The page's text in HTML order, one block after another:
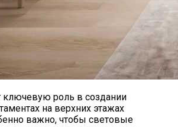
ключевую роль в создании
на верхних этажах
важно, чтобы световые